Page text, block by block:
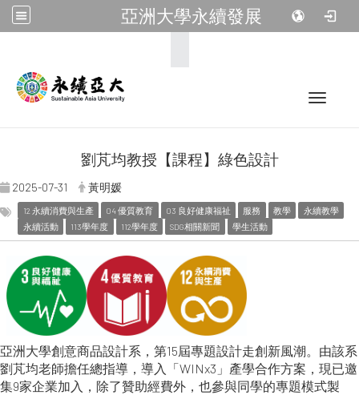
亞洲大學永續發展
Toggle
劉芃均教授【課程】綠色設計
2025-07-31 黃明媛
12 永續消費與生產 04 優質教育 03 良好健康福祉 服務 教學
永續教學
永續活動
113學年度 112學年度 SDG相關新聞 學生活動
亞洲大學創意商品設計系，第15屆專題設計走創新風潮。由該系
劉芃均老師擔任總指導，導入「WINx3」產學合作方案，現已邀
集9家企業加入，除了贊助經費外，也參與同學的專題模式製